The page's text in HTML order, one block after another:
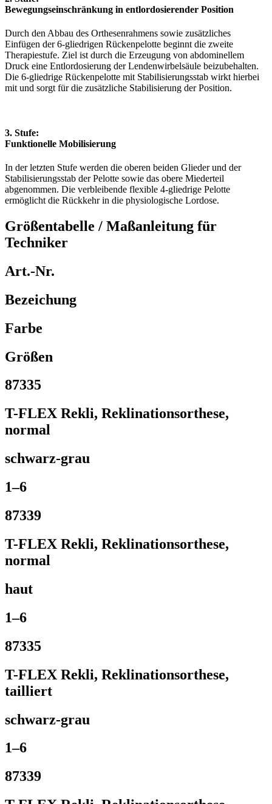
Bewegungseinschränkung in entlordosierender Position
Durch den Abbau des Orthesenrahmens sowie zusätzliches
Einfügen der 6-gliedrigen Rückenpelotte beginnt die zweite
Therapiestufe. Ziel ist durch die Erzeugung von abdominellem
Druck eine Entlordosierung der Lendenwirbelsäule beizubehalten.
Die 6-gliedrige Rückenpelotte mit Stabilisierungsstab wirkt hierbei
mit und sorgt für die zusätzliche Stabilisierung der Position.
3. Stufe:
Funktionelle Mobilisierung
In der letzten Stufe werden die oberen beiden Glieder und der
Stabilisierungsstab der Pelotte sowie das obere Miederteil
abgenommen. Die verbleibende flexible 4-gliedrige Pelotte
ermöglicht die Rückkehr in die physiologische Lordose.
Größentabelle / Maßanleitung für
Techniker
Art.-Nr.
Bezeichung
Farbe
Größen
87335
T-FLEX Rekli, Reklinationsorthese,
normal
schwarz-grau
1–6
87339
T-FLEX Rekli, Reklinationsorthese,
normal
haut
1–6
87335
T-FLEX Rekli, Reklinationsorthese,
tailliert
schwarz-grau
1–6
87339